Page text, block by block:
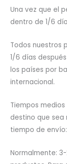
Una vez que el
dentro de 1/6
Todos nuestros
1/6 días
los países por
internacional.
Tiempos
destino que sea
tiempo de envío:
Normalmente: